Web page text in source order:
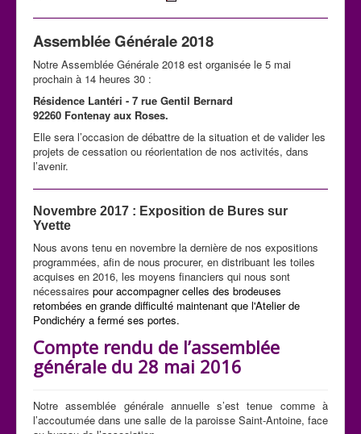
Assemblée Générale 2018
Notre Assemblée Générale 2018 est organisée le 5 mai
prochain à 14 heures 30 :
Résidence Lantéri - 7 rue Gentil Bernard
92260 Fontenay aux Roses.
Elle sera l’occasion de débattre de la situation et de valider les
projets de cessation ou réorientation de nos activités, dans
l’avenir.
Novembre 2017 : Exposition de Bures sur
Yvette
Nous avons tenu en novembre la dernière de nos expositions
programmées, afin de nous procurer, en distribuant les toiles
acquises en 2016, les moyens financiers qui nous sont
nécessaires pour accompagner celles des brodeuses
retombées en grande difficulté maintenant que l'Atelier de
Pondichéry a fermé ses portes.
Compte rendu de l’assemblée
générale du 28 mai 2016
Notre assemblée générale annuelle s’est tenue comme à
l’accoutumée dans une salle de la paroisse Saint-Antoine, face